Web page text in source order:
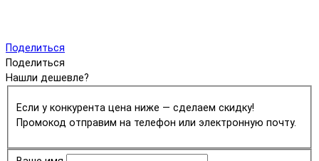
Поделиться
Поделиться
Нашли дешевле?
Если у конкурента цена ниже — сделаем скидку!
Промокод отправим на телефон или электронную почту.